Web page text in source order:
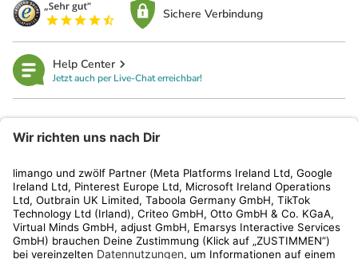
Sichere Verbindung
Help Center
Jetzt auch per Live-Chat erreichbar!
Kundenservice
Shop